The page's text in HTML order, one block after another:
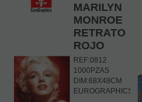
MARILYN
MONROE
RETRATO
ROJO
REF:0812
1000PZAS
DIM:68X48CM
EUROGRAPHICS